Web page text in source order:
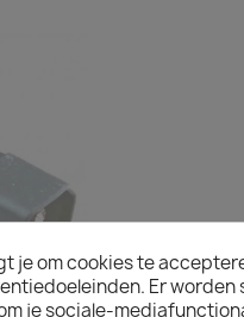
je om cookies te
Er
je sociale-